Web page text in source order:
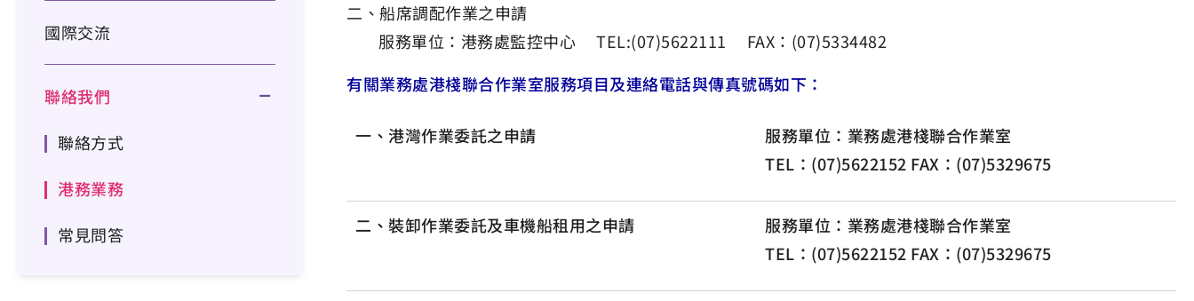
國際交流
聯絡我們
聯絡方式
港務業務
常見問答
二、船席調配作業之申請
服務單位：港務處監控中心 TEL:(07)5622111 FAX：(07)5334482
有關業務處港棧聯合作業室服務項目及連絡電話與傳真號碼如下：
一、港灣作業委託之申請
服務單位：業務處港棧聯合作業室
TEL：(07)5622152 FAX：(07)5329675
二、裝卸作業委託及車機船租用之申請
服務單位：業務處港棧聯合作業室
TEL：(07)5622152 FAX：(07)5329675